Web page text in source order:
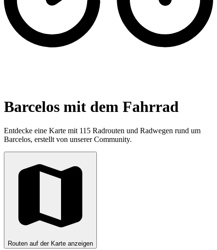
Barcelos mit dem Fahrrad
Entdecke eine Karte mit 115 Radrouten und Radwegen rund um
Barcelos, erstellt von unserer Community.
Routen auf der Karte anzeigen